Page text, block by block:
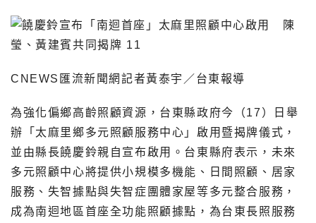
CNEWS匯流新聞網記者黃泰宇／台東報導
為強化偏鄉高齡照顧資源，台東縣政府今（17）日舉
辦「太麻里鄉多元照顧服務中心」啟用暨揭牌儀式，
並由縣長饒慶鈴親自宣布啟用。台東縣府表示，未來
多元照顧中心將提供小規模多機能、日間照顧、居家
服務、失智據點與失智症團體家屋等多元整合服務，
成為南迴地區首座全功能照顧據點，為台東長照服務